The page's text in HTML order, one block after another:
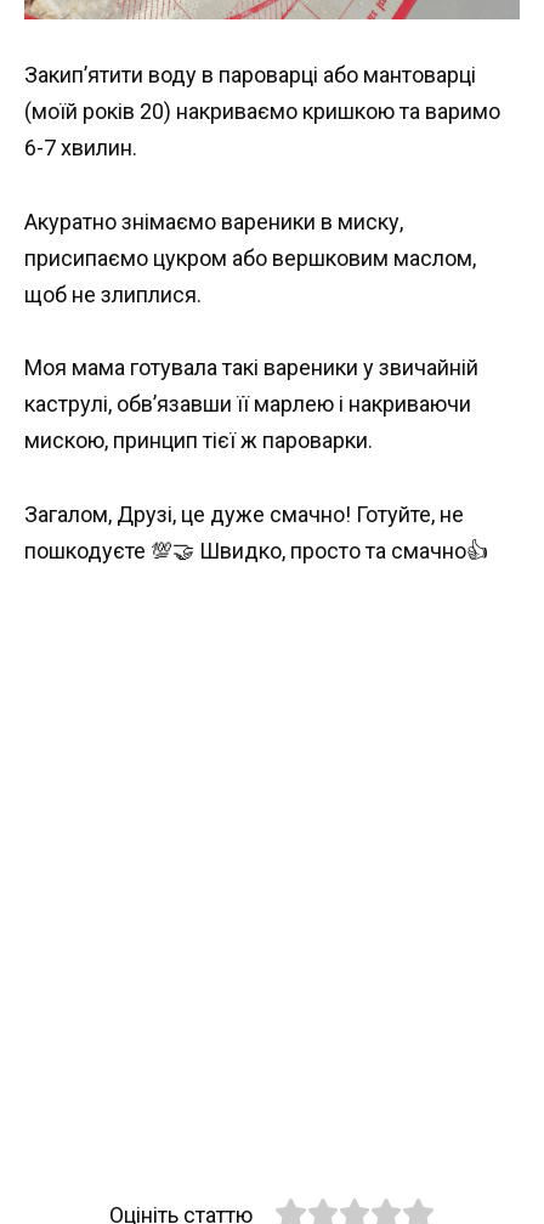
Закип’ятити воду в пароварці або мантоварці
(моїй років 20) накриваємо кришкою та варимо
6-7 хвилин.
Акуратно знімаємо вареники в миску,
присипаємо цукром або вершковим маслом,
щоб не злиплися.
Моя мама готувала такі вареники у звичайній
каструлі, обв’язавши її марлею і накриваючи
мискою, принцип тієї ж пароварки.
Загалом, Друзі, це дуже смачно! Готуйте, не
пошкодуєте 💯🤝 Швидко, просто та смачно👍
Оцініть статтю